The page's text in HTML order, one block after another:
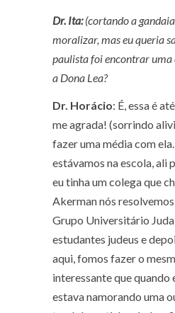
Dr. Ita:(cortando a
moralizar, mas eu queria
paulista foi encontrar
a Dona Lea?
Dr. Horácio: É, essa é
me agrada! (sorrindo
fazer uma média com
estávamos na escola, ali
eu tinha um colega que
Akerman nós
Grupo Universitário
estudantes judeus e
aqui, fomos fazer o
interessante que quando
estava namorando uma